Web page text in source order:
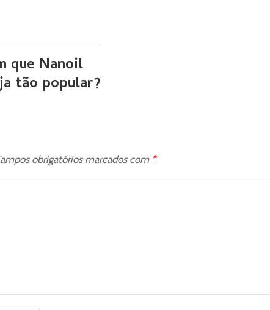
que Nanoil
tão popular?
obrigatórios marcados com *